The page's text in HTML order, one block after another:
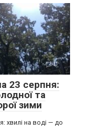
0
23 серпня:
та
зими
хвилі на воді — до